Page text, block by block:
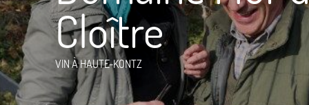
Cloître
VINÀ HAUTE-KONTZ